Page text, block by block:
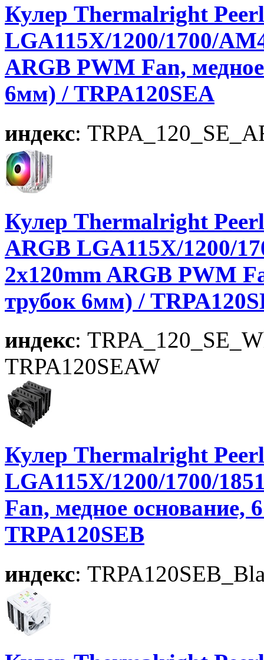
Кулер Thermalright
LGA115X/1200/1700/
ARGB PWM Fan,
6мм) / TRPA120SEA
индекс:
Кулер Thermalright
ARGB LGA115X/1200/
2x120mm ARGB PWM
трубок 6мм) /
индекс:
TRPA120SEAW
Кулер Thermalright
LGA115X/1200/1700/
Fan, медное основание,
TRPA120SEB
индекс: